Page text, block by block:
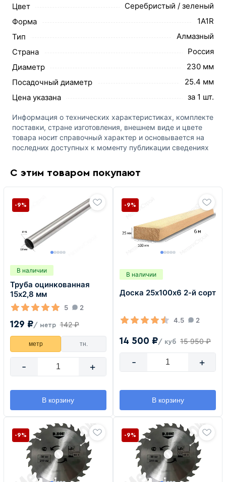
Цвет
Серебристый / зеленый
Форма
1A1R
Тип
Алмазный
Страна
Россия
Диаметр
230 мм
Посадочный диаметр
25.4 мм
Цена указана
за 1 шт.
Информация о технических характеристиках, комплекте
поставки, стране изготовления, внешнем виде и цвете
товара носит справочный характер и основывается на
последних доступных к моменту публикации сведениях
С этим товаром покупают
В наличии
Труба оцинкованная
15х2,8 мм
5 2
129 ₽/ метр 142 ₽
-9%
метр тн.
- +
В корзину
В наличии
Доска 25х100х6 2-й сорт
4.5 2
14 500 ₽/ куб 15 950 ₽
-9%
- +
В корзину
-9% -9%